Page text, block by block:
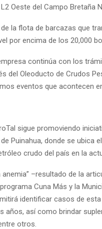
Oeste del Campo Bretaña
la flota de barcazas que
por encima de los 20,000
continúa con los
del Oleoducto de Crudos
eventos que acontecen
sigue promoviendo
Puinahua, donde se ubica
crudo del país en la
–resultado de la
Cuna Más y la
identificar casos de
años, así como brindar
otros.